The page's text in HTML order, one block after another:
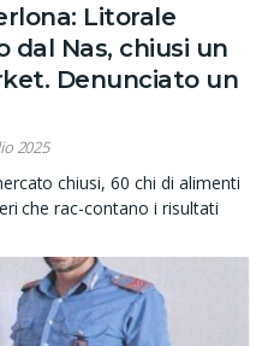
Litorale
Nas, chiusi un
Denunciato un
2025
chiusi, 60 chi di alimenti
che rac-contano i risultati